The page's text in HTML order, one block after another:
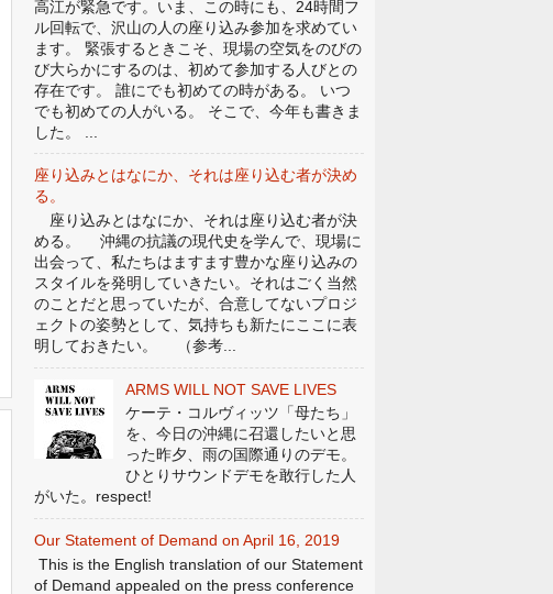
高江が緊急です。いま、この時にも、24時間フ
ル回転で、沢山の人の座り込み参加を求めてい
ます。 緊張するときこそ、現場の空気をのびの
び大らかにするのは、初めて参加する人びとの
存在です。 誰にでも初めての時がある。 いつ
でも初めての人がいる。 そこで、今年も書きま
した。 ...
座り込みとはなにか、それは座り込む者が決め
る。
座り込みとはなにか、それは座り込む者が決
める。 沖縄の抗議の現代史を学んで、現場に
出会って、私たちはますます豊かな座り込みの
スタイルを発明していきたい。それはごく当然
のことだと思っていたが、合意してないプロジ
ェクトの姿勢として、気持ちも新たにここに表
明しておきたい。 （参考...
ARMS WILL NOT SAVE LIVES
ケーテ・コルヴィッツ「母たち」
を、今日の沖縄に召還したいと思
った昨夕、雨の国際通りのデモ。
ひとりサウンドデモを敢行した人
がいた。respect!
Our Statement of Demand on April 16, 2019
This is the English translation of our Statement
of Demand appealed on the press conference